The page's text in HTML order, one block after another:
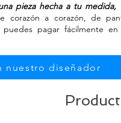
pieza hecha a tu
a corazón, de
puedes pagar fácilmente
nuestro diseñador